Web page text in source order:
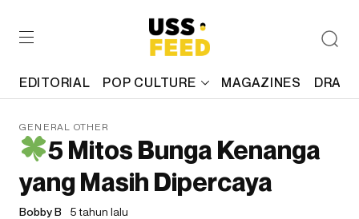
EDITORIAL POP CULTURE MAGAZINES
GENERAL OTHER
5 Mitos Bunga Kenanga
yang Masih Dipercaya
Bobby B 5 tahun lalu